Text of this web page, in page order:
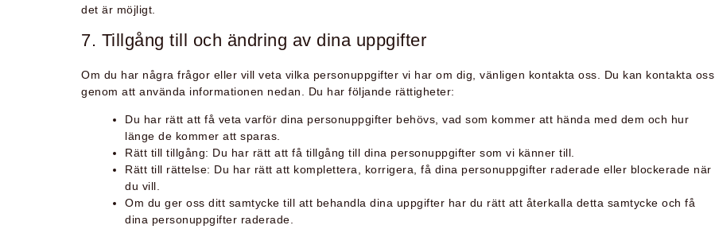
det är möjligt.
7. Tillgång till och ändring av dina uppgifter
Om du har några frågor eller vill veta vilka personuppgifter vi har om dig, vänligen kontakta oss. Du kan kontakta oss
genom att använda informationen nedan. Du har följande rättigheter:
Du har rätt att få veta varför dina personuppgifter behövs, vad som kommer att hända med dem och hur
länge de kommer att sparas.
Rätt till tillgång: Du har rätt att få tillgång till dina personuppgifter som vi känner till.
Rätt till rättelse: Du har rätt att komplettera, korrigera, få dina personuppgifter raderade eller blockerade när
du vill.
Om du ger oss ditt samtycke till att behandla dina uppgifter har du rätt att återkalla detta samtycke och få
dina personuppgifter raderade.